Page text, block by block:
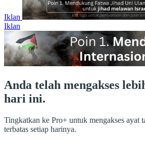
Iklan
Iklan
Anda telah mengakses
hari ini.
Tingkatkan ke Pro+ untuk mengakses ayat
terbatas setiap harinya.